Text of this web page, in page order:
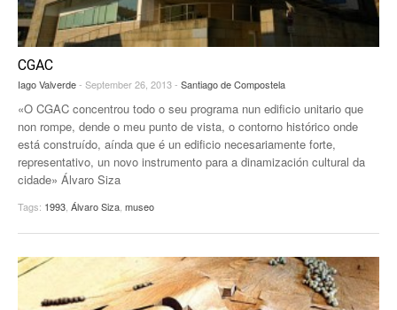
CGAC
Iago Valverde- September 26, 2013 - Santiago de Compostela
«O CGAC concentrou todo o seu programa nun edificio unitario que
non rompe, dende o meu punto de vista, o contorno histórico onde
está construído, aínda que é un edificio necesariamente forte,
representativo, un novo instrumento para a dinamización cultural da
cidade» Álvaro Siza
Tags: 1993 Álvaro Siza museo